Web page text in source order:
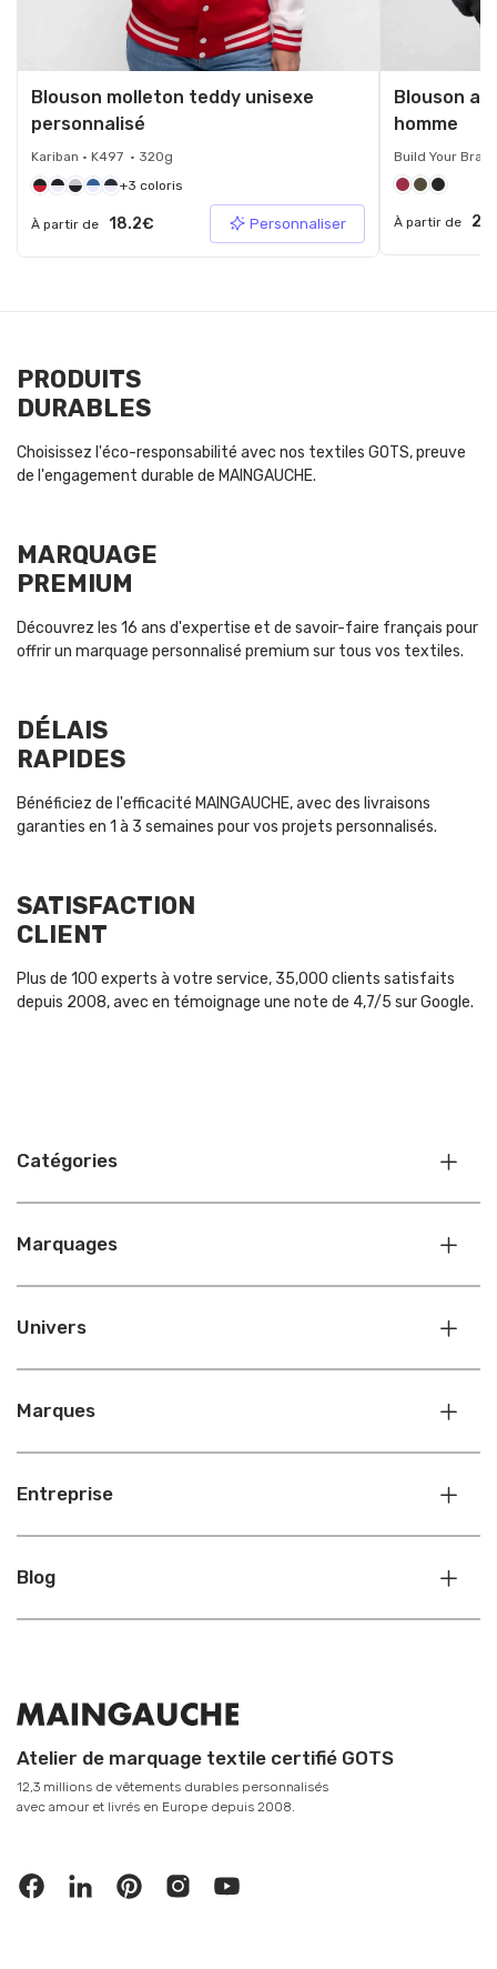
Blouson molleton teddy unisexe
personnalisé
Kariban • K497 • 320g
+3 coloris
À partir de 18.2€ Personnaliser
Blouson
homme
Build Your
À partir de
PRODUITS
DURABLES
Choisissez l'éco-responsabilité avec nos textiles GOTS, preuve
de l'engagement durable de MAINGAUCHE.
MARQUAGE
PREMIUM
Découvrez les 16 ans d'expertise et de savoir-faire français pour
offrir un marquage personnalisé premium sur tous vos textiles.
DÉLAIS
RAPIDES
Bénéficiez de l'efficacité MAINGAUCHE, avec des livraisons
garanties en 1 à 3 semaines pour vos projets personnalisés.
SATISFACTION
CLIENT
Plus de 100 experts à votre service, 35,000 clients satisfaits
depuis 2008, avec en témoignage une note de 4,7/5 sur Google.
Catégories
Marquages
Univers
Marques
Entreprise
Blog
Atelier de marquage textile certifié GOTS
12,3 millions de vêtements durables personnalisés
avec amour et livrés en Europe depuis 2008.